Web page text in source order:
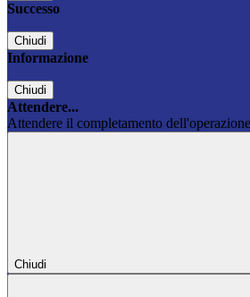
Successo
Chiudi
Informazione
Chiudi
Attendere...
Attendere il completamento
Chiudi